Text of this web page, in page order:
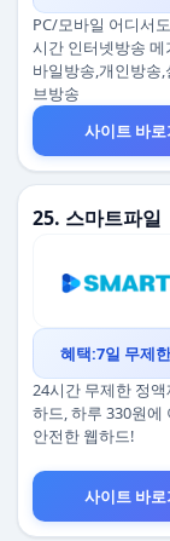
PC/모바일 어디서
시간 인터넷방송 메
바일방송,개인방송,
브방송
사이트 바로
25. 스마트파일
혜택:7일 무제
24시간 무제한 정액
하드, 하루 330원에
안전한 웹하드!
사이트 바로